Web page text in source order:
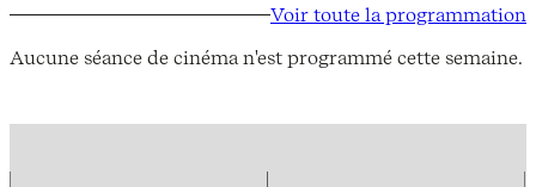
Voir toute la programmation
Aucune séance de cinéma n'est programmé cette semaine.